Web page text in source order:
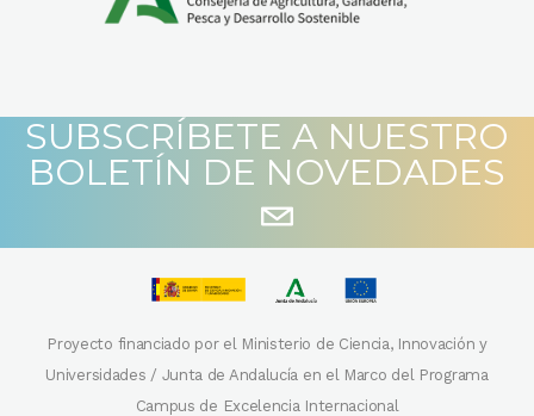
SUBSCRÍBETE A NUESTRO
BOLETÍN DE NOVEDADES
Proyecto financiado por el Ministerio de Ciencia, Innovación y
Universidades / Junta de Andalucía en el Marco del Programa
Campus de Excelencia Internacional